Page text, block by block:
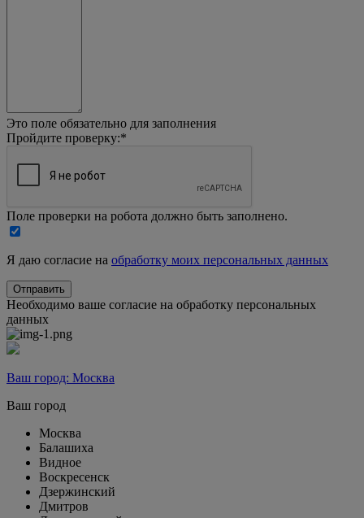
Это поле обязательно для заполнения
Пройдите проверку:*
Поле проверки на робота должно быть заполнено.
Я даю согласие на обработку моих персональных данных
Необходимо ваше согласие на обработку персональных
данных
Ваш город: Москва
Ваш город
Москва
Балашиха
Видное
Воскресенск
Дзержинский
Дмитров